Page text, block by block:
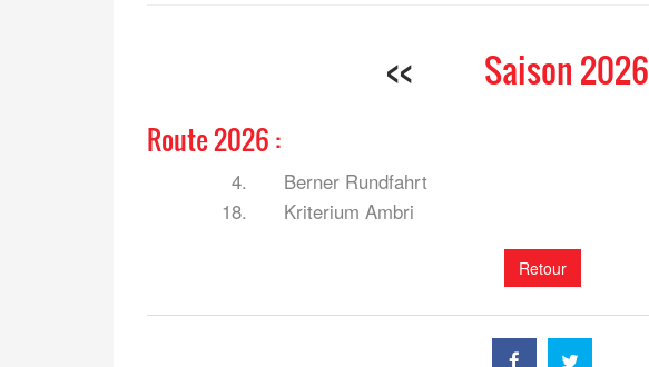
<< Saison 2026
Route 2026 :
4. Berner Rundfahrt
18.
Kriterium Ambri
Retour